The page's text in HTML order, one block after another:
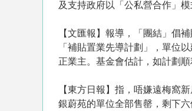
及支持政府以「公私營合作」
【文匯報】報導，「團結」倡
「補貼置業先導計劃」，單位
正業主。基金會估計，如計劃
【東方日報】指，唔嫌遠梅窩
銀蔚苑的單位全部售罄，剩下